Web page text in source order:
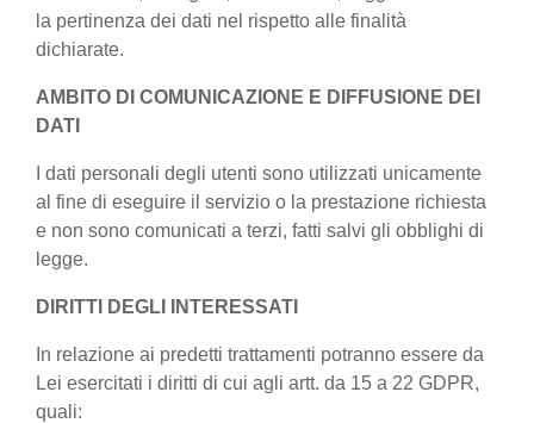
la pertinenza dei dati nel rispetto alle finalità
dichiarate.
AMBITO DI COMUNICAZIONE E DIFFUSIONE DEI
DATI
I dati personali degli utenti sono utilizzati unicamente
al fine di eseguire il servizio o la prestazione richiesta
e non sono comunicati a terzi, fatti salvi gli obblighi di
legge.
DIRITTI DEGLI INTERESSATI
In relazione ai predetti trattamenti potranno essere da
Lei esercitati i diritti di cui agli artt. da 15 a 22 GDPR,
quali: